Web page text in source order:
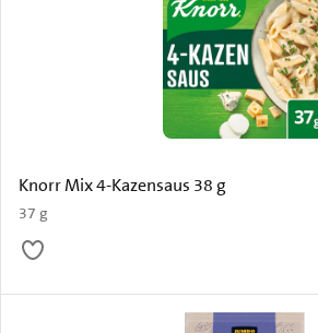
Knorr Mix 4-Kazensaus 38 g
37 g